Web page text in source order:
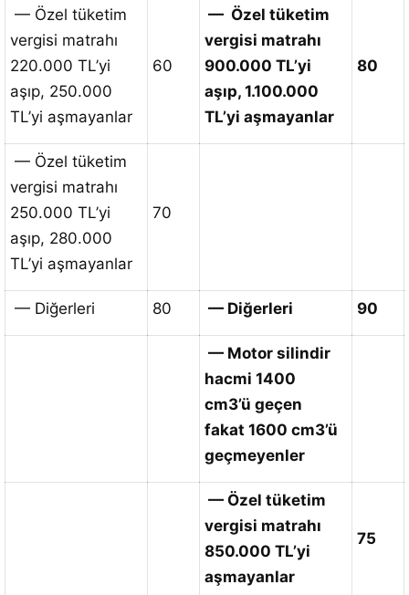
— Özel tüketim
vergisi matrahı
220.000 TL’yi
aşıp, 250.000
TL’yi aşmayanlar
60
— Özel tüketim
vergisi matrahı
900.000 TL’yi
aşıp, 1.100.000
TL’yi aşmayanlar
80
— Özel tüketim
vergisi matrahı
250.000 TL’yi
aşıp, 280.000
TL’yi aşmayanlar
70
— Diğerleri 80 — Diğerleri 90
— Motor silindir
hacmi 1400
cm3’ü geçen
fakat 1600 cm3’ü
geçmeyenler
— Özel tüketim
vergisi matrahı
850.000 TL’yi
aşmayanlar
75